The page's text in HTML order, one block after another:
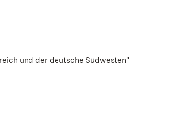
und der deutsche Südwesten"